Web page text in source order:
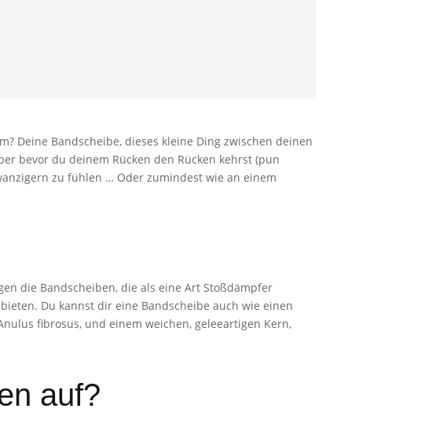
Deine Bandscheibe, dieses kleine Ding zwischen deinen
bevor du deinem Rücken den Rücken kehrst (pun
zu fühlen … Oder zumindest wie an einem
die Bandscheiben, die als eine Art Stoßdämpfer
Du kannst dir eine Bandscheibe auch wie einen
fibrosus, und einem weichen, geleeartigen Kern,
auf?